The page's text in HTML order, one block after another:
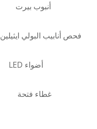
أنبوب بيرت
فحص أنابيب البولي ايثيلين
أضواء LED
غطاء فتحة